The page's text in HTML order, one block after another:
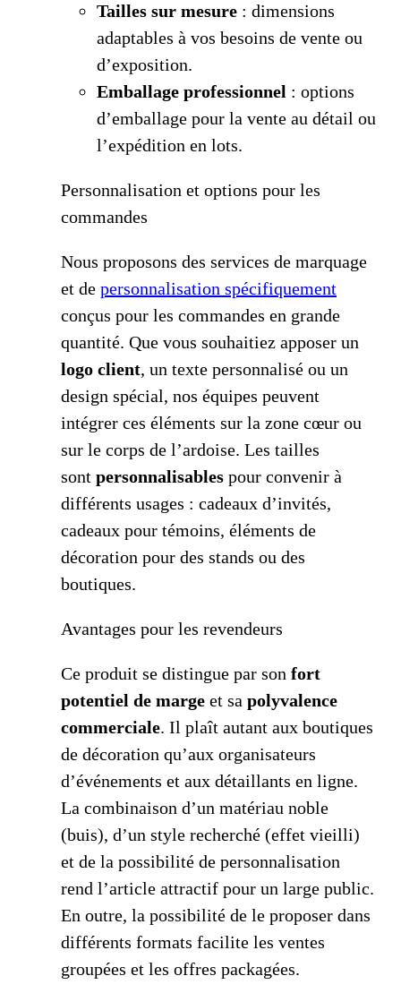
Tailles sur mesure : dimensions
adaptables à vos besoins de vente ou
d’exposition.
Emballage professionnel : options
d’emballage pour la vente au détail ou
l’expédition en lots.
Personnalisation et options pour les
commandes
Nous proposons des services de marquage
et de personnalisation spécifiquement
conçus pour les commandes en grande
quantité. Que vous souhaitiez apposer un
logo client, un texte personnalisé ou un
design spécial, nos équipes peuvent
intégrer ces éléments sur la zone cœur ou
sur le corps de l’ardoise. Les tailles
sont personnalisables pour convenir à
différents usages : cadeaux d’invités,
cadeaux pour témoins, éléments de
décoration pour des stands ou des
boutiques.
Avantages pour les revendeurs
Ce produit se distingue par son fort
potentiel de marge et sa polyvalence
commerciale. Il plaît autant aux boutiques
de décoration qu’aux organisateurs
d’événements et aux détaillants en ligne.
La combinaison d’un matériau noble
(buis), d’un style recherché (effet vieilli)
et de la possibilité de personnalisation
rend l’article attractif pour un large public.
En outre, la possibilité de le proposer dans
différents formats facilite les ventes
groupées et les offres packagées.